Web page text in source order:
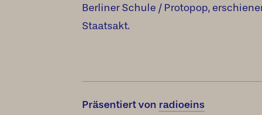
Berliner Schule / Protopop,
Staatsakt.
Präsentiert von radioeins